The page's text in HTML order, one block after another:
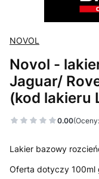
NOVOL
Novol -
Jaguar/
(kod lakieru
0.00
Lakier bazowy
Oferta dotyczy 100ml